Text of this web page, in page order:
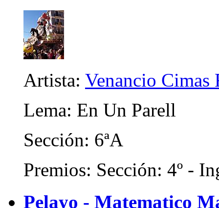
Artista: Venancio Cimas
Lema: En Un Parell
Sección: 6ªA
Premios: Sección: 4º -
Pelayo - Matematico